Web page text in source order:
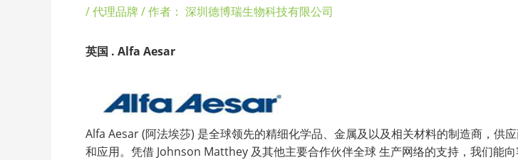
/代理品牌/ 作者： 深圳德博瑞生物科技有限公司
英国 . Alfa Aesar
Alfa Aesar (阿法埃莎) 是全球领先的精细化学品、金属及以及相关材料的制造商，供
和应用。凭借 Johnson Matthey 及其他主要合作伙伴全球 生产网络的支持，我们能